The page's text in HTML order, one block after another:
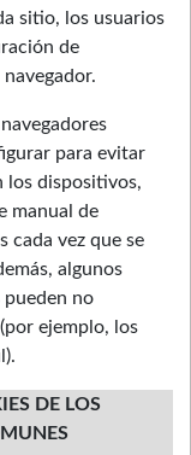
sitio, los usuarios
de
para evitar
los dispositivos,
manual de
cada vez que se
algunos
no
ejemplo, los
DE LOS